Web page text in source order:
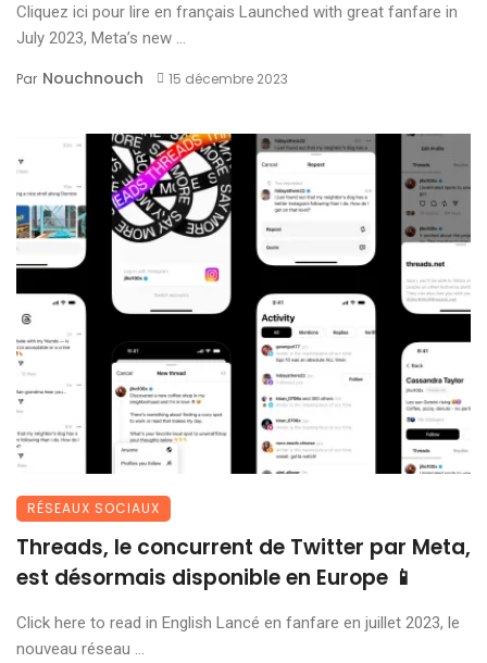
Cliquez ici pour lire en français Launched with great fanfare in
July 2023, Meta’s new ...
Par Nouchnouch 15 décembre 2023
RÉSEAUX SOCIAUX
Threads, le concurrent de Twitter par Meta,
est désormais disponible en Europe 📱
Click here to read in English Lancé en fanfare en juillet 2023, le
nouveau réseau ...